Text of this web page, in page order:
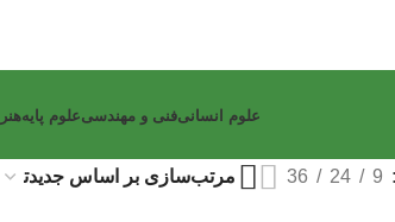
علوم انسانیفنی و مهندسیعلوم پایههنر
9
24
36